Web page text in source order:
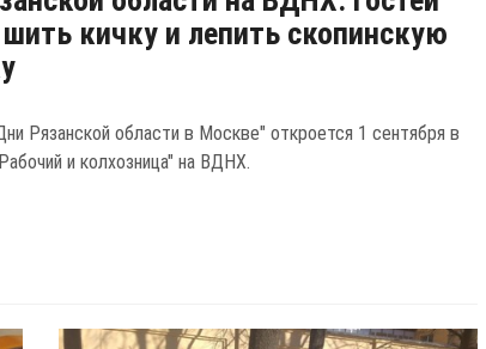
шить кичку и лепить скопинскую
Рязанской области в Москве" откроется 1 сентября в
и колхозница" на ВДНХ.